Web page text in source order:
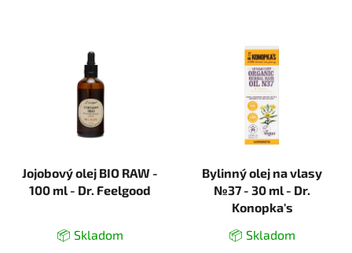
Jojobový olej BIO RAW -
100 ml - Dr. Feelgood
📦 Skladom
Bylinný olej na vlasy
№37 - 30 ml - Dr.
Konopka's
📦 Skladom